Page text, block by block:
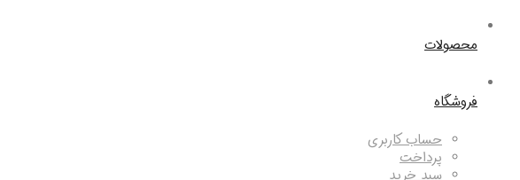
محصولات
فروشگاه
حساب کاربری
پرداخت
سبد خرید